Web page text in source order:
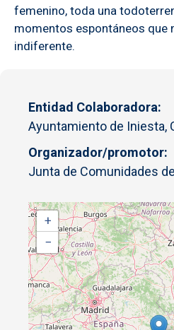
femenino, toda una
momentos espontáneos que
indiferente.
Entidad Colaboradora
Ayuntamiento de Iniesta,
Organizador/promotor
Junta de Comunidades
+
−